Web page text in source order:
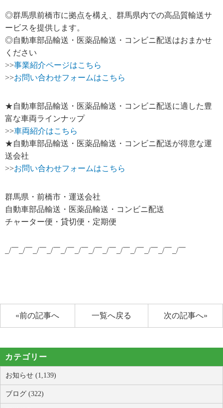
◎群馬県前橋市に拠点を構え、群馬県内での高品質輸送サ
ービスを提供します。
◎自動車部品輸送・医薬品輸送・コンビニ配送はおまかせ
ください
>>事業紹介ページはこちら
>>お問い合わせフォームはこちら
★自動車部品輸送・医薬品輸送・コンビニ配送に適した豊
富な車両ラインナップ
>>車両紹介はこちら
★自動車部品輸送・医薬品輸送・コンビニ配送が得意な運
送会社
>>お問い合わせフォームはこちら
群馬県・前橋市・運送会社
自動車部品輸送・医薬品輸送・コンビニ配送
チャーター便・貸切便・定期便
_/￣_/￣_/￣_/￣_/￣_/￣_/￣_/￣_/￣_/￣_/￣_/￣_/￣
«前の記事へ 次の記事へ»
一覧へ戻る
カテゴリー
お知らせ (1,139)
ブログ (322)